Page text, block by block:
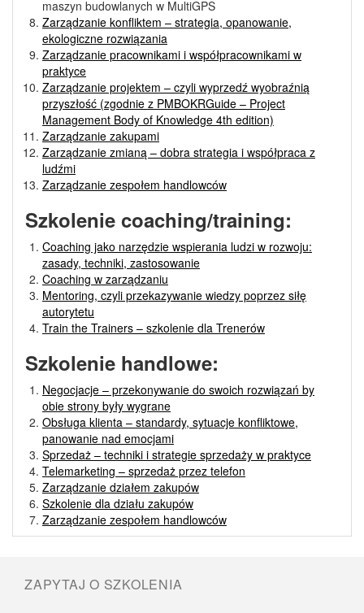
maszyn budowlanych w MultiGPS
Zarządzanie konfliktem – strategia, opanowanie,
ekologiczne rozwiązania
Zarządzanie pracownikami i współpracownikami w
praktyce
Zarządzanie projektem – czyli wyprzedź wyobraźnią
przyszłość (zgodnie z PMBOKRGuide – Project
Management Body of Knowledge 4th edition)
Zarządzanie zakupami
Zarządzanie zmianą – dobra strategia i współpraca z
ludźmi
Zarządzanie zespołem handlowców
Szkolenie coaching/training:
Coaching jako narzędzie wspierania ludzi w rozwoju:
zasady, techniki, zastosowanie
Coaching w zarządzaniu
Mentoring, czyli przekazywanie wiedzy poprzez siłę
autorytetu
Train the Trainers – szkolenie dla Trenerów
Szkolenie handlowe:
Negocjacje – przekonywanie do swoich rozwiązań by
obie strony były wygrane
Obsługa klienta – standardy, sytuacje konfliktowe,
panowanie nad emocjami
Sprzedaż – techniki i strategie sprzedaży w praktyce
Telemarketing – sprzedaż przez telefon
Zarządzanie działem zakupów
Szkolenie dla działu zakupów
Zarządzanie zespołem handlowców
ZAPYTAJ O SZKOLENIA